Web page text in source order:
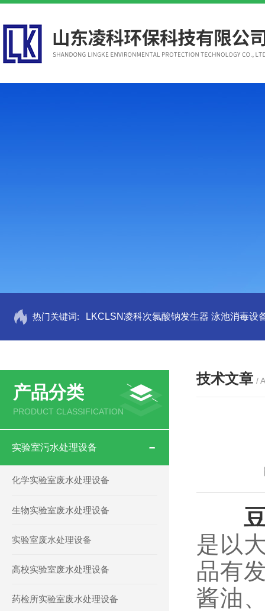
热门关键词: LKCLSN凌科次氯酸钠发生器 泳池消毒设
产品分类
PRODUCT CLASSIFICATION
实验室污水处理设备
化学实验室废水处理设备
生物实验室废水处理设备
实验室废水处理设备
高校实验室废水处理设备
药检所实验室废水处理设备
技术文章 /
是以
品有
酱油